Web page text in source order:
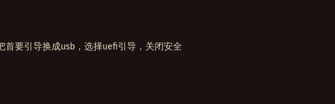
要引导换成usb，选择uefi引导，关闭安全